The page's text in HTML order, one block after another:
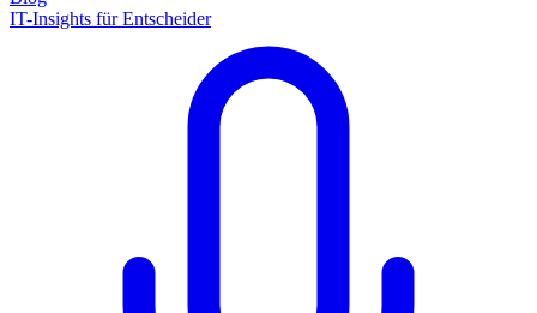
IT-Insights für Entscheider